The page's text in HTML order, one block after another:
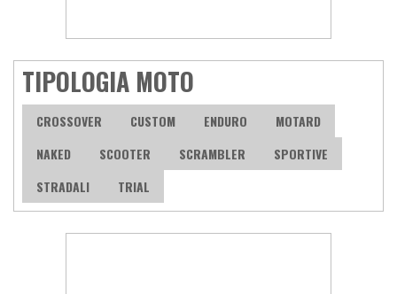
TIPOLOGIA MOTO
CROSSOVER CUSTOM ENDURO
MOTARD
NAKED
SCOOTER SCRAMBLER
SPORTIVE
STRADALI
TRIAL